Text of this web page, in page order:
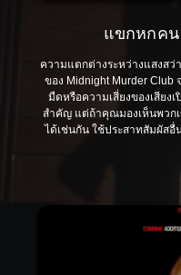
แขกหกคน
ความแตกต่างระหว่างแสงส
ของ Midnight Murder Club
มืดหรือความเสี่ยงของเสียง
สำคัญ แต่ถ้าคุณมองเห็นพวก
ได้เช่นกัน ใช้ประสาทสัมผัส